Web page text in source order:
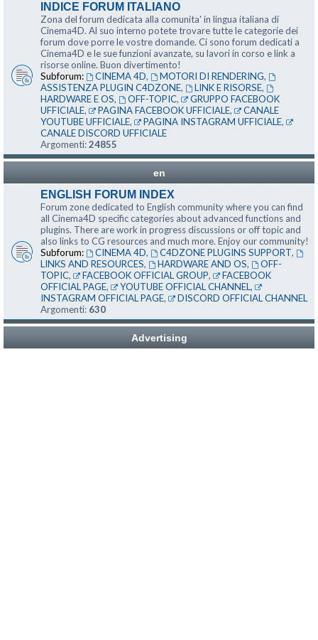
INDICE FORUM ITALIANO
Zona del forum dedicata alla comunita' in lingua italiana di
Cinema4D. Al suo interno potete trovare tutte le categorie dei
forum dove porre le vostre domande. Ci sono forum dedicati a
Cinema4D e le sue funzioni avanzate, su lavori in corso e link a
risorse online. Buon divertimento!
Subforum:
CINEMA 4D, MOTORI DI RENDERING,
ASSISTENZA PLUGIN C4DZONE, LINK E RISORSE,
HARDWARE E OS, OFF-TOPIC,
GRUPPO FACEBOOK
UFFICIALE, PAGINA FACEBOOK UFFICIALE,
CANALE
YOUTUBE UFFICIALE, PAGINA INSTAGRAM UFFICIALE,
CANALE DISCORD UFFICIALE
Argomenti:24855
en
ENGLISH FORUM INDEX
Forum zone dedicated to English community where you can find
all Cinema4D specific categories about advanced functions and
plugins. There are work in progress discussions or off topic and
also links to CG resources and much more. Enjoy our community!
Subforum:
CINEMA 4D, C4DZONE PLUGINS SUPPORT,
LINKS AND RESOURCES, HARDWARE AND OS,
OFF-
TOPIC, FACEBOOK OFFICIAL GROUP,
FACEBOOK
OFFICIAL PAGE, YOUTUBE OFFICIAL CHANNEL,
INSTAGRAM OFFICIAL PAGE,
DISCORD OFFICIAL CHANNEL
Argomenti: 630
Advertising